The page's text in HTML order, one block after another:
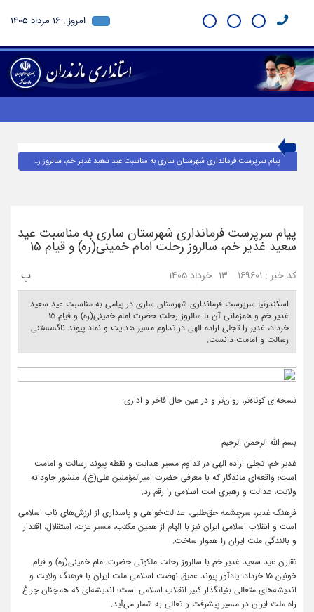
امروز : 16 مرداد 1405
پیام سرپرست فرمانداری شهرستان ساری به مناسبت عید سعید غدیر خم، سالروز رحلت امام خمینی(ره) و قیام ۱۵
پیام سرپرست فرمانداری شهرستان ساری به مناسبت عید
سعید غدیر خم، سالروز رحلت امام خمینی(ره) و قیام ۱۵
کد خبر : 169601 13 خرداد 1405 پ
اسکندرنیا سرپرست فرمانداری شهرستان ساری در پیامی به مناسبت عید سعید
غدیر خم و همزمانی آن با سالروز رحلت حضرت امام خمینی(ره) و قیام ۱۵
خرداد، غدیر را تجلی اراده الهی در تداوم مسیر هدایت و نماد پیوند ناگسستنی
رسالت و امامت دانست. ‎
نسخه‌ایکوتاه‌تر، روان‌تر و در عین حال فاخر و اداری:
بسم الله الرحمن الرحیم
غدیر خم، تجلی اراده الهی در تداوم مسیر هدایت و نقطه پیوند رسالت و امامت
است؛ واقعه‌ای ماندگار که با معرفی حضرت امیرالمؤمنین علی(ع)، منشور جاودانه
ولایت، عدالت و رهبری امت اسلامی را رقم زد.
فرهنگ غدیر، سرچشمه حق‌طلبی، عدالت‌خواهی و پاسداری از ارزش‌های ناب اسلامی
است و انقلاب اسلامی ایران نیز با الهام از همین مکتب، مسیر عزت، استقلال، اقتدار
و بالندگی ملت ایران را هموار ساخت.
تقارن عید سعید غدیر خم با سالروز رحلت ملکوتی حضرت امام خمینی(ره) و قیام
خونین ۱۵ خرداد، یادآور پیوند عمیق نهضت اسلامی ملت ایران با فرهنگ ولایت و
اندیشه‌های متعالی بنیانگذار کبیر انقلاب اسلامی است؛ اندیشه‌ای که همچنان چراغ
راه ملت ایران در مسیر پیشرفت و تعالی به شمار می‌آید.